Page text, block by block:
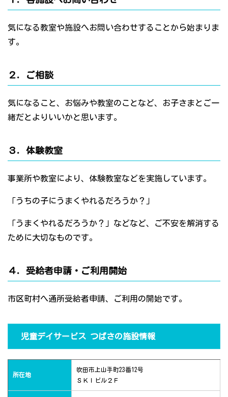
気になる教室や施設へお問い合わせすることから始まりま
す。
２．ご相談
気になること、お悩みや教室のことなど、お子さまとご一
緒だとよりいいかと思います。
３．体験教室
事業所や教室により、体験教室などを実施しています。
「うちの子にうまくやれるだろうか？」
「うまくやれるだろうか？」などなど、ご不安を解消する
ために大切なものです。
４．受給者申請・ご利用開始
市区町村へ通所受給者申請、ご利用の開始です。
児童デイサービス つばさの施設情報
所在地
吹田市上山手町23番12号
ＳＫＩビル２Ｆ